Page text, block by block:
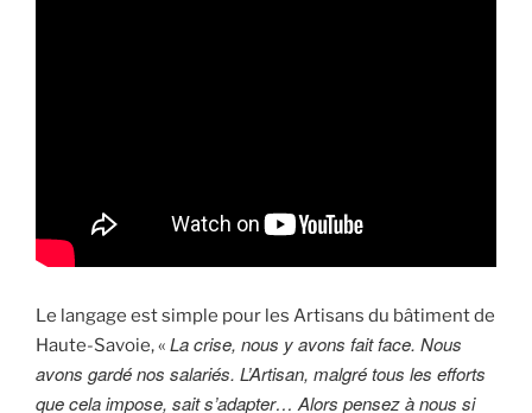
Le langage est simple pour les Artisans du bâtiment de
Haute-Savoie, « La crise, nous y avons fait face. Nous
avons gardé nos salariés. L’Artisan, malgré tous les efforts
que cela impose, sait s’adapter… Alors pensez à nous si